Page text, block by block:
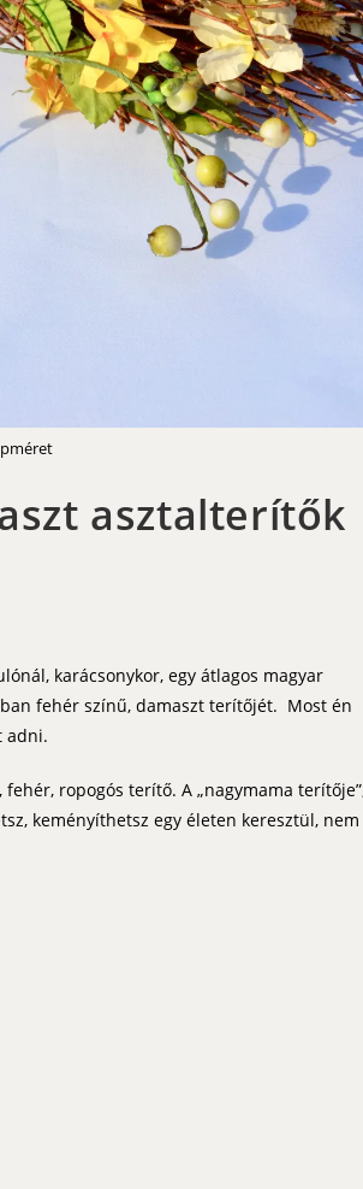
asztalterítők
karácsonykor, egy átlagos magyar
fehér színű, damaszt terítőjét. Most én
adni.
ropogós terítő. A „nagymama
keményíthetsz egy életen keresztül, nem